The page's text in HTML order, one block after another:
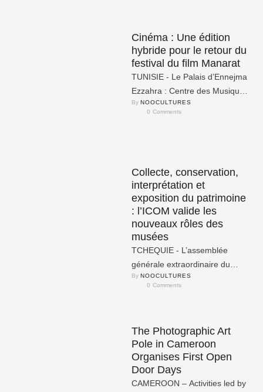
Cinéma : Une édition
hybride pour le retour du
festival du film Manarat
TUNISIE - Le Palais d’Ennejma
Ezzahra : Centre des Musiques
Arabes et Méditerranéennes, a
By NOOCULTURES
0 Comments
Collecte, conservation,
interprétation et
exposition du patrimoine
: l’ICOM valide les
nouveaux rôles des
musées
TCHEQUIE - L’assemblée
générale extraordinaire du
Conseil International des
By NOOCULTURES
0 Comments
The Photographic Art
Pole in Cameroon
Organises First Open
Door Days
CAMEROON – Activities led by